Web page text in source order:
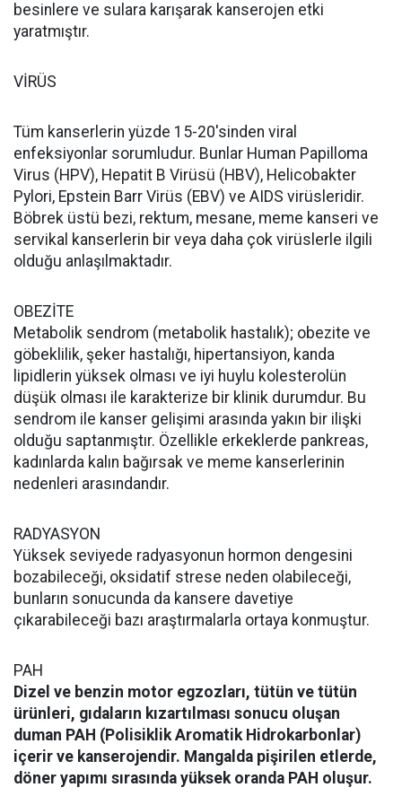
besinlere ve sulara karışarak kanserojen etki
yaratmıştır.
VİRÜS
Tüm kanserlerin yüzde 15-20'sinden viral
enfeksiyonlar sorumludur. Bunlar Human Papilloma
Virus (HPV), Hepatit B Virüsü (HBV), Helicobakter
Pylori, Epstein Barr Virüs (EBV) ve AIDS virüsleridir.
Böbrek üstü bezi, rektum, mesane, meme kanseri ve
servikal kanserlerin bir veya daha çok virüslerle ilgili
olduğu anlaşılmaktadır.
OBEZİTE
Metabolik sendrom (metabolik hastalık); obezite ve
göbeklilik, şeker hastalığı, hipertansiyon, kanda
lipidlerin yüksek olması ve iyi huylu kolesterolün
düşük olması ile karakterize bir klinik durumdur. Bu
sendrom ile kanser gelişimi arasında yakın bir ilişki
olduğu saptanmıştır. Özellikle erkeklerde pankreas,
kadınlarda kalın bağırsak ve meme kanserlerinin
nedenleri arasındandır.
RADYASYON
Yüksek seviyede radyasyonun hormon dengesini
bozabileceği, oksidatif strese neden olabileceği,
bunların sonucunda da kansere davetiye
çıkarabileceği bazı araştırmalarla ortaya konmuştur.
PAH
Dizel ve benzin motor egzozları, tütün ve tütün
ürünleri, gıdaların kızartılması sonucu oluşan
duman PAH (Polisiklik Aromatik Hidrokarbonlar)
içerir ve kanserojendir. Mangalda pişirilen etlerde,
döner yapımı sırasında yüksek oranda PAH oluşur.